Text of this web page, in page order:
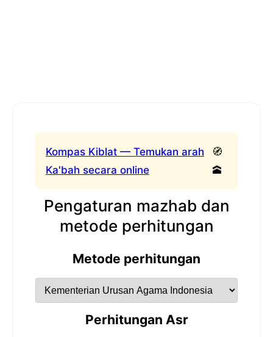
Kompas Kiblat — Temukan arah
Ka'bah secara online
🧭
🕋
Pengaturan mazhab dan
metode perhitungan
Metode perhitungan
Perhitungan Asr